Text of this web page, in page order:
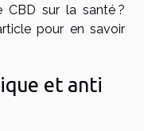
CBD sur la santé ?
pour en savoir
et anti